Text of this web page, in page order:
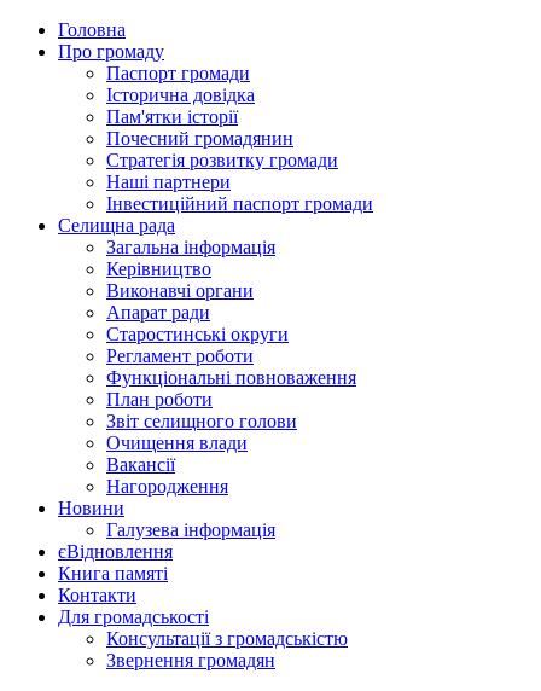
Головна
Про громаду
Паспорт громади
Історична довідка
Пам'ятки історії
Почесний громадянин
Стратегія розвитку громади
Наші партнери
Інвестиційний паспорт громади
Селищна рада
Загальна інформація
Керівництво
Виконавчі органи
Апарат ради
Старостинські округи
Регламент роботи
Функціональні повноваження
План роботи
Звіт селищного голови
Очищення влади
Вакансії
Нагородження
Новини
Галузева інформація
єВідновлення
Книга памяті
Контакти
Для громадськості
Консультації з громадськістю
Звернення громадян